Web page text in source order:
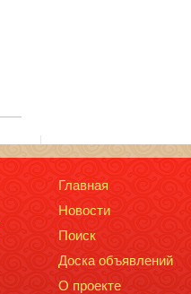
Главная
Новости
Поиск
Доска объявлений
О проекте